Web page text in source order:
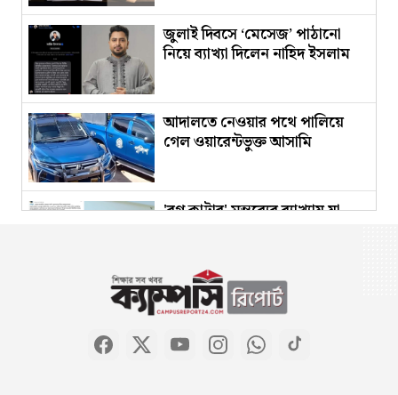
জুলাই দিবসে ‘মেসেজ’ পাঠানো
নিয়ে ব্যাখ্যা দিলেন নাহিদ ইসলাম
আদালতে নেওয়ার পথে পালিয়ে
গেল ওয়ারেন্টভুক্ত আসামি
'রগ কাটার' মন্তব্যের ব্যাখ্যায় যা
জাকসুর সাংস্কৃতিক সম্পাদকের
পদত্যাগের ঘোষণা